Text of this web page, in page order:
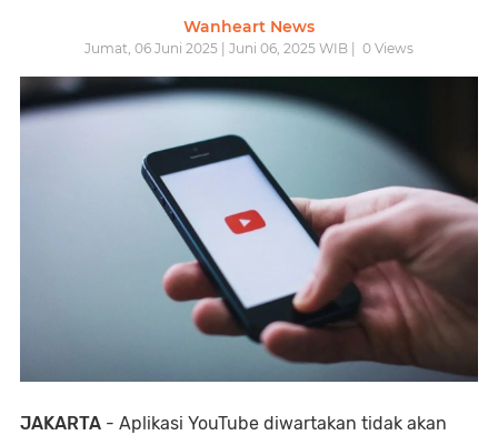
Wanheart News
Jumat, 06 Juni 2025 | Juni 06, 2025 WIB | 0 Views
JAKARTA - Aplikasi YouTube diwartakan tidak akan